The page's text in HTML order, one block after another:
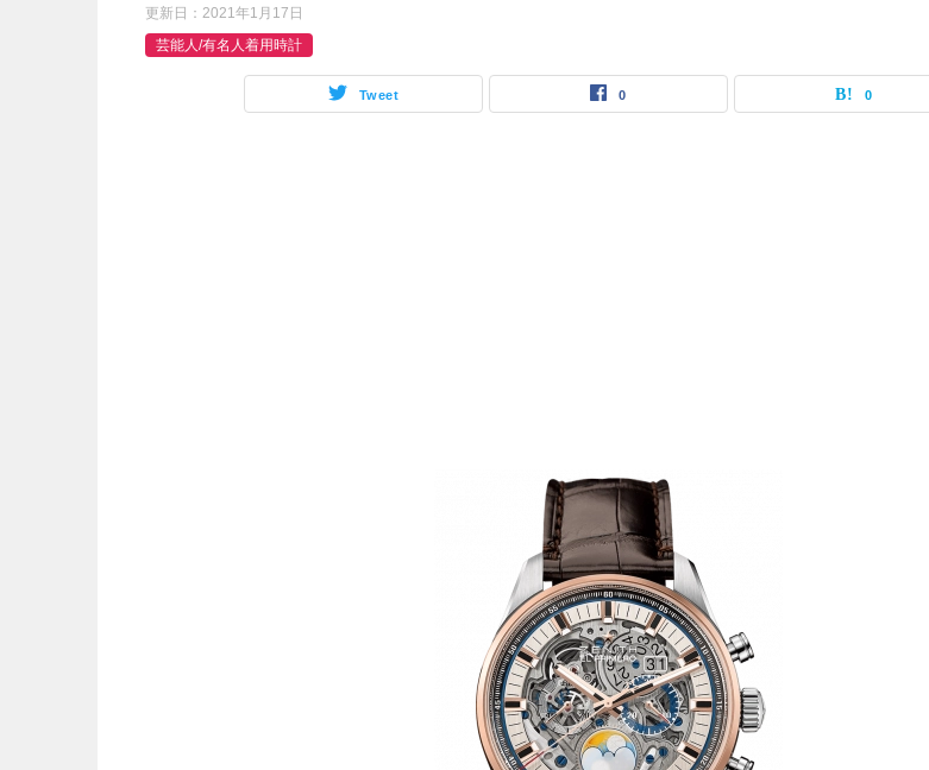
更新日： 2021年1月17日
芸能人/有名人着用時計
Tweet 0 0